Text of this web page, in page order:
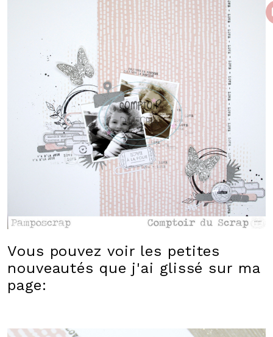
Vous pouvez voir les petites
nouveautés que j'ai glissé sur ma
page: